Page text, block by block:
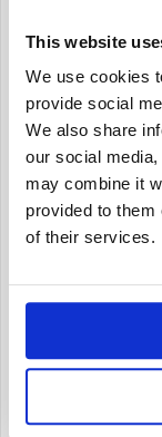
This website
We use cookies
provide social
We also share
our social
may combine it
provided to them
of their services.
Agosto
2014
Luglio
2014
2014
Maggio
2014
Aprile
Marzo
2014
2014
Dicembre